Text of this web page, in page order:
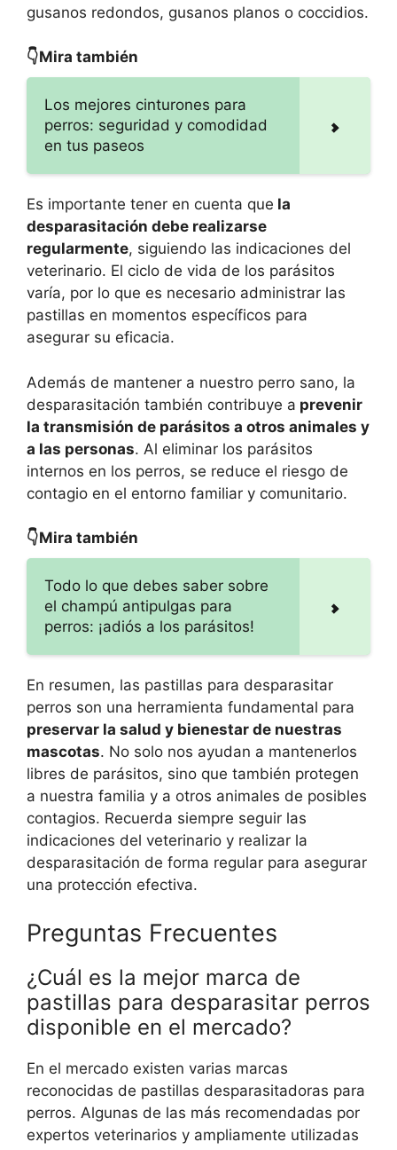
gusanos redondos, gusanos planos o coccidios.
👇Mira también
Los mejores cinturones para
perros: seguridad y comodidad
en tus paseos
Es importante tener en cuenta que la
desparasitación debe realizarse
regularmente, siguiendo las indicaciones del
veterinario. El ciclo de vida de los parásitos
varía, por lo que es necesario administrar las
pastillas en momentos específicos para
asegurar su eficacia.
Además de mantener a nuestro perro sano, la
desparasitación también contribuye a prevenir
la transmisión de parásitos a otros animales y
a las personas. Al eliminar los parásitos
internos en los perros, se reduce el riesgo de
contagio en el entorno familiar y comunitario.
👇Mira también
Todo lo que debes saber sobre
el champú antipulgas para
perros: ¡adiós a los parásitos!
En resumen, las pastillas para desparasitar
perros son una herramienta fundamental para
preservar la salud y bienestar de nuestras
mascotas. No solo nos ayudan a mantenerlos
libres de parásitos, sino que también protegen
a nuestra familia y a otros animales de posibles
contagios. Recuerda siempre seguir las
indicaciones del veterinario y realizar la
desparasitación de forma regular para asegurar
una protección efectiva.
Preguntas Frecuentes
¿Cuál es la mejor marca de
pastillas para desparasitar perros
disponible en el mercado?
En el mercado existen varias marcas
reconocidas de pastillas desparasitadoras para
perros. Algunas de las más recomendadas por
expertos veterinarios y ampliamente utilizadas